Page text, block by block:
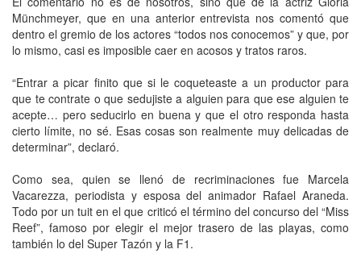
Münchmeyer, que en una anterior entrevista nos comentó que
dentro el gremio de los actores “todos nos conocemos” y que, por
lo mismo, casi es imposible caer en acosos y tratos raros.
“Entrar a picar finito que si le coqueteaste a un productor para
que te contrate o que sedujiste a alguien para que ese alguien te
acepte… pero seducirlo en buena y que el otro responda hasta
cierto límite, no sé. Esas cosas son realmente muy delicadas de
determinar”, declaró.
Como sea, quien se llenó de recriminaciones fue Marcela
Vacarezza, periodista y esposa del animador Rafael Araneda.
Todo por un tuit en el que criticó el término del concurso del “Miss
Reef”, famoso por elegir el mejor trasero de las playas, como
también lo del Super Tazón y la F1.